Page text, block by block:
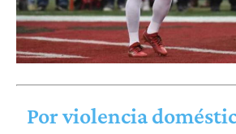
Por violencia